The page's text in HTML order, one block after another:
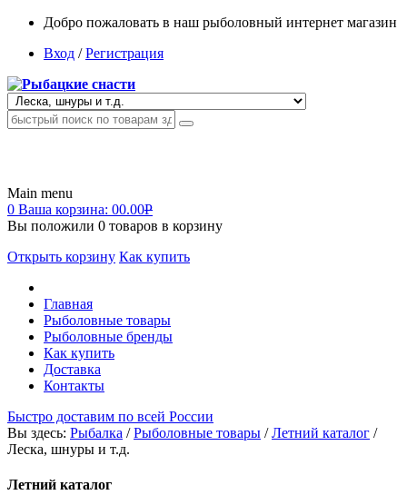
Добро пожаловать в наш рыболовный интернет магазин
Вход /Регистрация
Main menu
0 Ваша корзина: 00.00Р
Вы положили 0 товаров в корзину
Открыть корзину Как купить
Главная
Рыболовные товары
Рыболовные бренды
Как купить
Доставка
Контакты
Быстро доставим по всей России
Вы здесь: Рыбалка /Рыболовные товары /Летний каталог /
Леска, шнуры и т.д.
Летний каталог